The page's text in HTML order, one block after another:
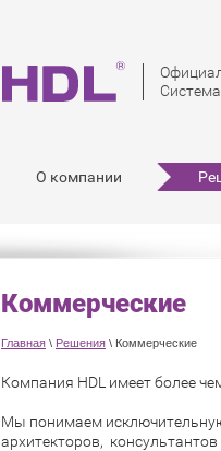
О компании
Коммерческие
Главная \ Решения \ Коммерческие
Компания HDL имеет более
Мы понимаем
архитекторов,